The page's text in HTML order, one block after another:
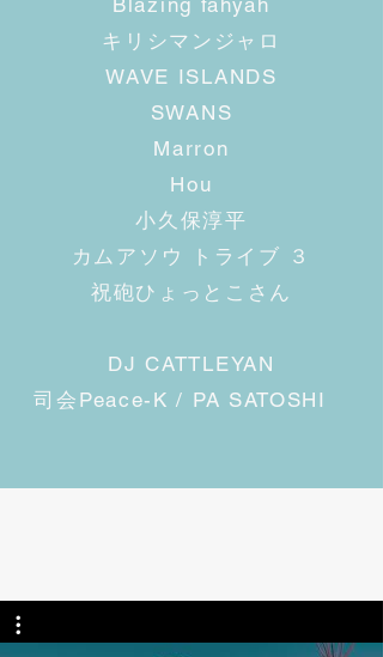
Blazing fahyah
キリシマンジャロ
WAVE ISLANDS​
SWANS
Marron
Hou
小久保淳平
​カムアソウ トライブ ３
​祝砲ひょっとこさん
DJ CATTLEYAN
司会Peace-K / PA SATOSHI